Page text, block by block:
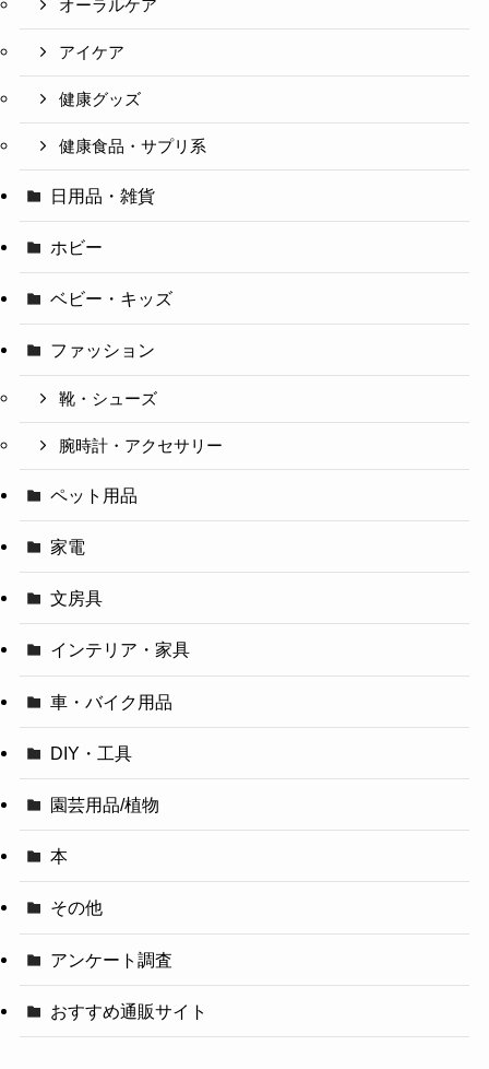
オーラルケア
アイケア
健康グッズ
健康食品・サプリ系
日用品・雑貨
ホビー
ベビー・キッズ
ファッション
靴・シューズ
腕時計・アクセサリー
ペット用品
家電
文房具
インテリア・家具
車・バイク用品
DIY・工具
園芸用品/植物
本
その他
アンケート調査
おすすめ通販サイト